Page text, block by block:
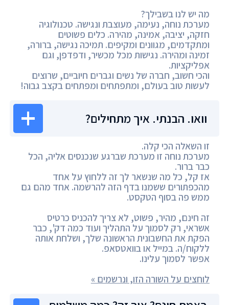
מה יש לנו בשבילך?
מערכת נוחה, נעימה, מעוצבת ונגישה. טכנולוגיה
חזקה, יציבה, אמינה, מהירה. כלים פשוטים
ומתקדמים, מגוונים ומקיפים. תמיכה נגישה, ברורה,
זמינה ומהירה. נגישות מכל מכשיר, ודפדפן, וגם
אפליקציות.
והכי חשוב, חברה של נשים וגברים חיוביים, שרוצים
לעשות טוב בעולם, ומתפתחים ומפתחים בקצב גבוה!
וואו. הבנתי. איך מתחילים?
זו השאלה הכי קלה.
מערכת נוחה זו מערכת שברגע שנכנסים אליה, הכל
כבר ברור.
אז קל, כל מה שנשאר לך זה ללחוץ על אחד
מהכפתורים ששמנו בדף הזה להרשמה. אחד מהם גם
ממש פה בסוף הטקסט.
זה חינם, מהיר, פשוט, לא צריך להכניס כרטיס
אשראי, רק לסמוך על התהליך ועוד כמה דק', כבר
הפקת את החשבונית הראשונה שלך, ושלחת אותה
ללקוח/ה. במייל או בוואטסאפ.
אפשר לסמוך עלינו.
לוחצים על השורה הזו, ונרשמים »